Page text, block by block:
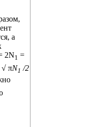
а
2N1 =
√ πN1 /2